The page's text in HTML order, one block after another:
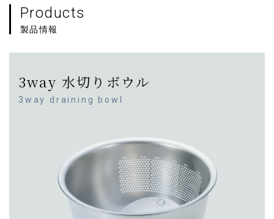
Products
製品情報
3way 水切りボウル
3way draining bowl